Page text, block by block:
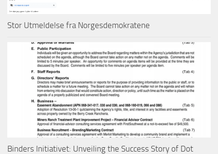
Stor Utmeldelse fra Norgesdemokratene
Binders Initiativet: Unveiling the Success Story of Dot